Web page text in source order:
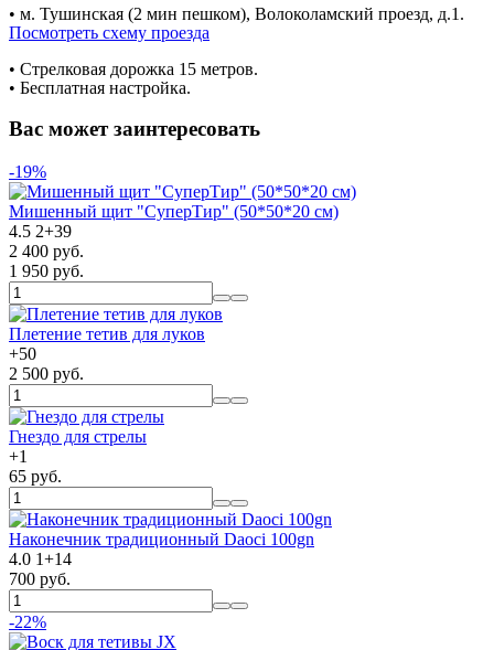
• м. Тушинская (2 мин пешком), Волоколамский проезд, д.1.
Посмотреть схему проезда
• Cтрелковая дорожка 15 метров.
• Бесплатная настройка.
Вас может заинтересовать
-19%
Мишенный щит "СуперТир" (50*50*20 см)
4.5 2+39
2 400 руб.
1 950 руб.
Плетение тетив для луков
+50
2 500 руб.
Гнездо для стрелы
+1
65 руб.
Наконечник традиционный Daoci 100gn
4.0 1+14
700 руб.
-22%